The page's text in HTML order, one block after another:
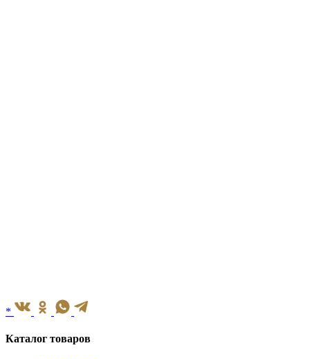
*
Каталог товаров